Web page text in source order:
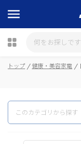
トップ 健康・美容家電